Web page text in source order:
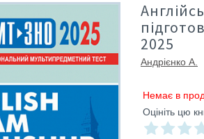
2025
Андрієнко А.
Немає в
Оцініть цю